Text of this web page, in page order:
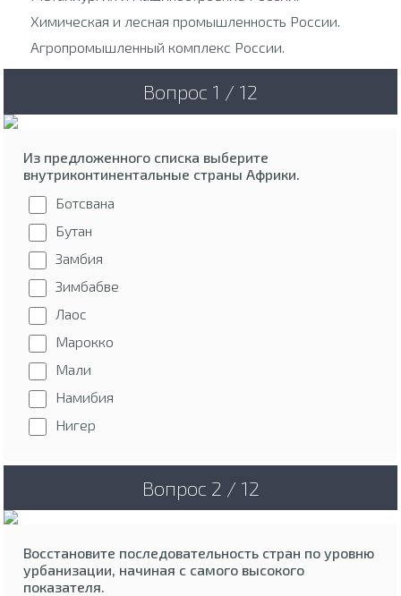
Химическая и лесная промышленность России.
Агропромышленный комплекс России.
Вопрос 1 / 12
Из предложенного списка выберите
внутриконтинентальные страны Африки.
Ботсвана
Бутан
Замбия
Зимбабве
Лаос
Марокко
Мали
Намибия
Нигер
Вопрос 2 / 12
Восстановите последовательность стран по уровню
урбанизации, начиная с самого высокого
показателя.